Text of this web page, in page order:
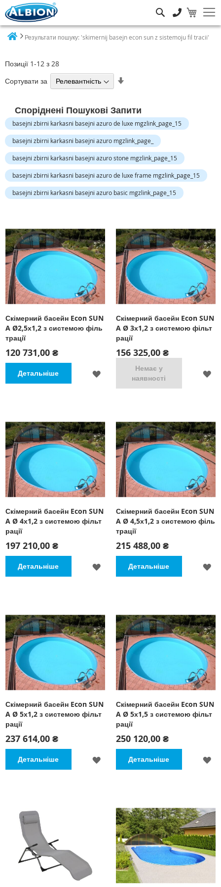
Результати пошуку: 'skimernij basejn econ sun z sistemoju fil tracii'
Позиції 1-12 з 28
Сортувати за
збільшення
Споріднені Пошукові Запити
basejni zbirni karkasni basejni azuro de luxe mgzlink_page_15
basejni zbirni karkasni basejni azuro mgzlink_page_
basejni zbirni karkasni basejni azuro stone mgzlink_page_15
basejni zbirni karkasni basejni azuro de luxe frame mgzlink_page_15
basejni zbirni karkasni basejni azuro basic mgzlink_page_15
Скімерний басейн Econ SUN
A Ø2,5х1,2 з системою філь
трації
120 731,00 ₴
Детальніше
ДОДАТИ
БАЖАНЬ
Скімерний басейн Econ SUN
A Ø 3х1,2 з системою фільт
рації
156 325,00 ₴
Немає у
наявності
Скімерний басейн Econ SUN
A Ø 4х1,2 з системою фільт
рації
197 210,00 ₴
Детальніше
ДОДАТИ
БАЖАНЬ
Скімерний басейн Econ SUN
A Ø 4,5х1,2 з системою філь
трації
215 488,00 ₴
Детальніше
Скімерний басейн Econ SUN
A Ø 5х1,2 з системою фільт
рації
237 614,00 ₴
Детальніше
ДОДАТИ
БАЖАНЬ
Скімерний басейн Econ SUN
A Ø 5х1,5 з системою фільт
рації
250 120,00 ₴
Детальніше